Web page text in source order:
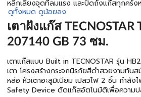
หลีกเลี่ยงจุดที่ลมแรง และปิดถังแก๊สทุกครั้ง
ดูทั้งหมด ดูน้อยลง
เตาฝังแก๊ส TECNOSTAR
207140 GB 73 ซม.
เตาแก๊สแบบ Built in TECNOSTAR รุ่น
เตา โครงสร้างกระจกนิรภัยสีดำสวยงามทัน
หล่อ หัวเตาอะลูมิเนียม เปลวไฟ 2 ชั้น กำลั
Safety Device ตัดแก๊สอัตโนมัติเพื่อความ